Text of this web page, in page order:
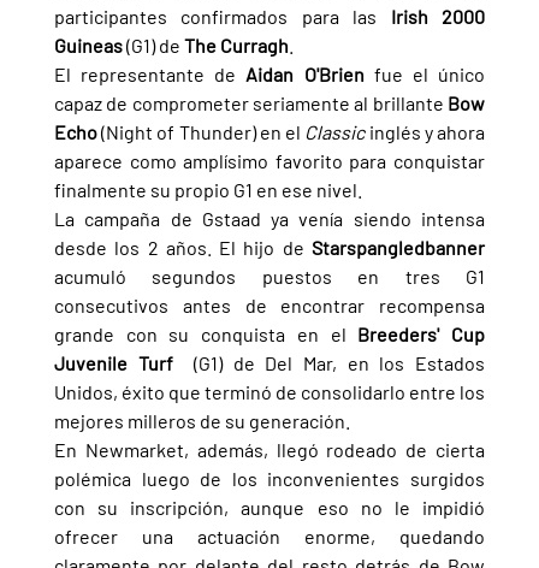
participantes confirmados para las Irish 2000
Guineas (G1) de The Curragh.
El representante de Aidan O'Brien fue el único
capaz de comprometer seriamente al brillante Bow
Echo (Night of Thunder) en el Classic inglés y ahora
aparece como amplísimo favorito para conquistar
finalmente su propio G1 en ese nivel.
La campaña de Gstaad ya venía siendo intensa
desde los 2 años. El hijo de
acumuló segundos puestos en tres G1
consecutivos antes de encontrar recompensa
grande con su conquista en el Breeders' Cup
Juvenile Turf (G1) de Del Mar, en los Estados
Unidos, éxito que terminó de consolidarlo entre los
mejores milleros de su generación.
En Newmarket, además, llegó rodeado de cierta
polémica luego de los inconvenientes surgidos
con su inscripción, aunque eso no le impidió
ofrecer una actuación enorme, quedando